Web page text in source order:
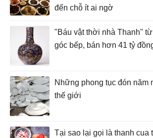
đến chỗ ít ai ngờ
"Báu vật thời nhà Thanh"
góc bếp, bán hơn 41 tỷ
Những phong tục đón năm
thế giới
Tại sao lại gọi là thanh cua